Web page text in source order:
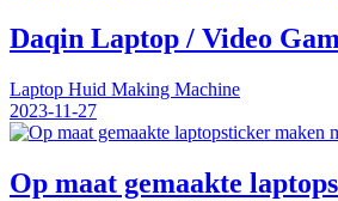
Daqin Laptop / Video
Laptop Huid Making Machine
2023-11-27
Op maat gemaakte